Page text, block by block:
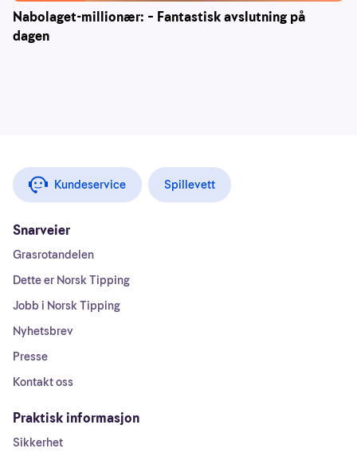
Nabolaget-millionær: – Fantastisk avslutning på
dagen
Kundeservice Spillevett
Snarveier
Grasrotandelen
Dette er Norsk Tipping
Jobb i Norsk Tipping
Nyhetsbrev
Presse
Kontakt oss
Praktisk informasjon
Sikkerhet